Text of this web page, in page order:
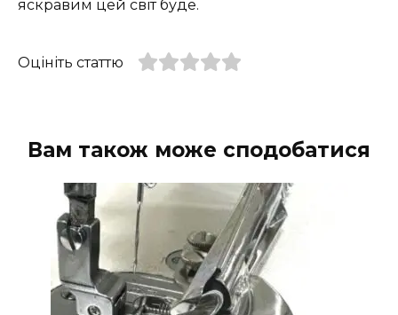
яскравим цей світ буде.
Оцініть статтю
Вам також може сподобатися